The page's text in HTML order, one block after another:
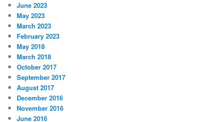
June 2023
May 2023
March 2023
February 2023
May 2018
March 2018
October 2017
September 2017
August 2017
December 2016
November 2016
June 2016